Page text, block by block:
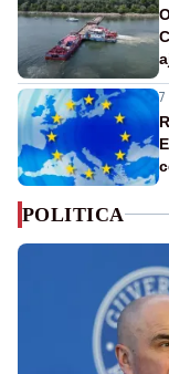
7
POLITICA